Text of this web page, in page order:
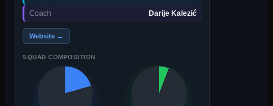
Coach
Darije Kalezić
Website →
SQUAD COMPOSITION